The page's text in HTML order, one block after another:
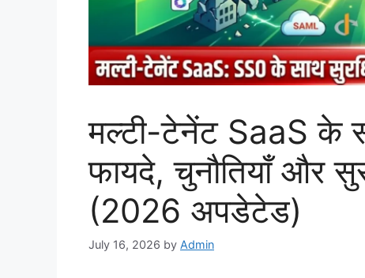
मल्टी-टेनेंट SaaS के
फायदे, चुनौतियाँ और
(2026 अपडेटेड)
July 16, 2026 by Admin